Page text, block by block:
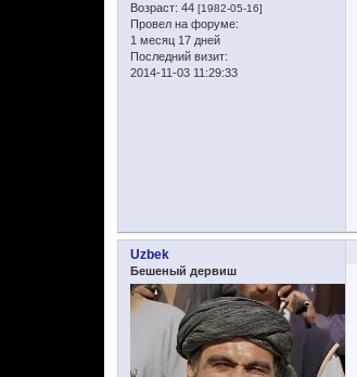
Возраст: 44 [1982-05-16]
Провел на форуме:
1 месяц 17 дней
Последний визит:
2014-11-03 11:29:33
Uzbek
Бешеный дервиш